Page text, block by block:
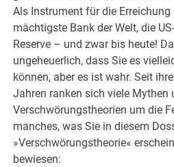
Als Instrument für die
mächtigste Bank der Welt, die
Reserve – und zwar bis heute!
ungeheuerlich, dass Sie es
können, aber es ist wahr. Seit
Jahren ranken sich viele Mythen
Verschwörungstheorien um die
manches, was Sie in diesem
»Verschwörungstheorie«
bewiesen: